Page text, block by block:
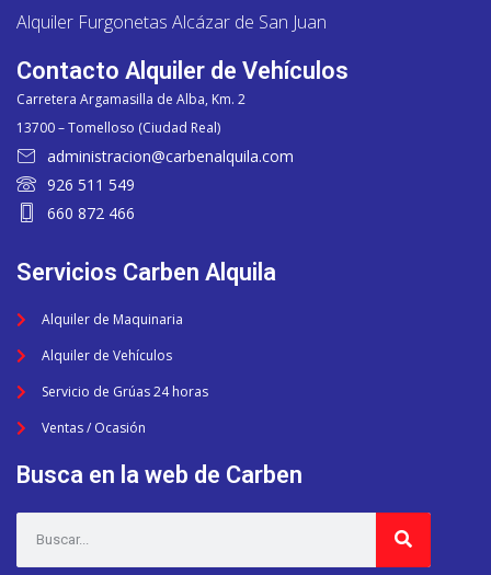
Alquiler Furgonetas Alcázar de San Juan
Contacto Alquiler de Vehículos
Carretera Argamasilla de Alba, Km. 2
13700 – Tomelloso (Ciudad Real)
administracion@carbenalquila.com
926 511 549
660 872 466
Servicios Carben Alquila
Alquiler de Maquinaria
Alquiler de Vehículos
Servicio de Grúas 24 horas
Ventas / Ocasión
Busca en la web de Carben